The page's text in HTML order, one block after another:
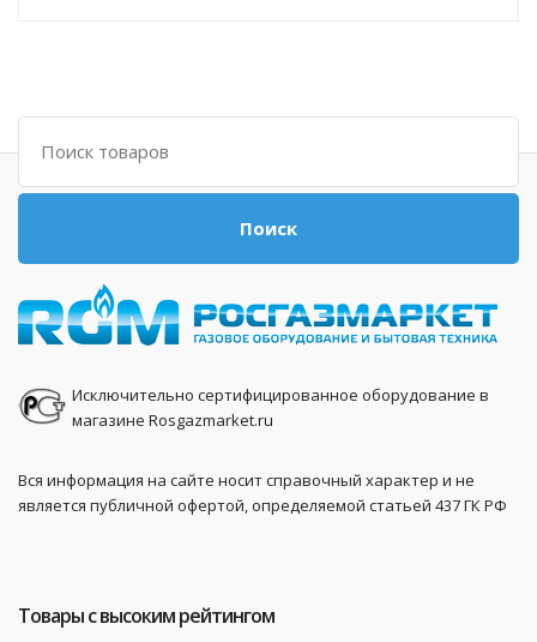
Поиск
Поиск
Исключительно сертифицированное оборудование в
магазине Rosgazmarket.ru
Вся информация на сайте носит справочный характер и не
является публичной офертой, определяемой статьей 437 ГК РФ
Товары с высоким рейтингом